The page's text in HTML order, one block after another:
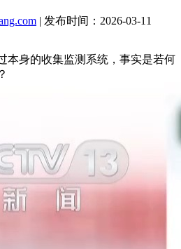
| 发布时间：2026-03-11
身的收集监测系统，事实是若何